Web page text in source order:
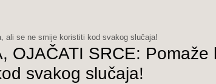
ali se ne smije koristiti kod svakog slučaja!
OJAČATI SRCE:
svakog slučaja!